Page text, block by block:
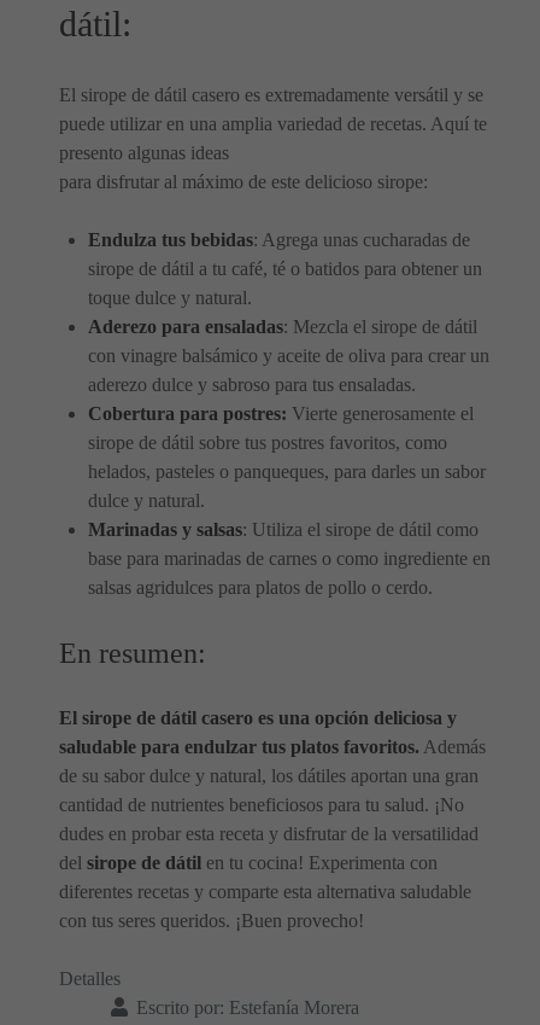
dátil:
El sirope de dátil casero es extremadamente versátil y se
puede utilizar en una amplia variedad de recetas. Aquí te
presento algunas ideas
para disfrutar al máximo de este delicioso sirope:
Endulza tus bebidas: Agrega unas cucharadas de
sirope de dátil a tu café, té o batidos para obtener un
toque dulce y natural.
Aderezo para ensaladas: Mezcla el sirope de dátil
con vinagre balsámico y aceite de oliva para crear un
aderezo dulce y sabroso para tus ensaladas.
Cobertura para postres: Vierte generosamente el
sirope de dátil sobre tus postres favoritos, como
helados, pasteles o panqueques, para darles un sabor
dulce y natural.
Marinadas y salsas: Utiliza el sirope de dátil como
base para marinadas de carnes o como ingrediente en
salsas agridulces para platos de pollo o cerdo.
En resumen:
El sirope de dátil casero es una opción deliciosa y
saludable para endulzar tus platos favoritos. Además
de su sabor dulce y natural, los dátiles aportan una gran
cantidad de nutrientes beneficiosos para tu salud. ¡No
dudes en probar esta receta y disfrutar de la versatilidad
del sirope de dátil en tu cocina! Experimenta con
diferentes recetas y comparte esta alternativa saludable
con tus seres queridos. ¡Buen provecho!
Detalles
Escrito por: Estefanía Morera